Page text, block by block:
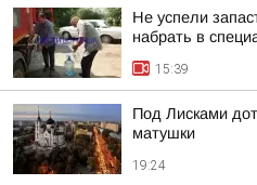
Не успели
набрать в
15:39
Под Лисками
матушки
19:24